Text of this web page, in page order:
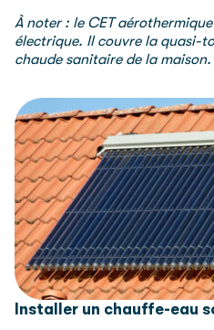
À noter : le CET
électrique. Il couvre la quasi-
chaude sanitaire de la maison.
Installer un chauffe-eau